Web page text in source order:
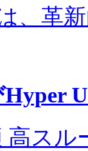
、革
高ス